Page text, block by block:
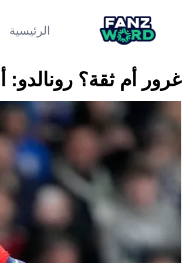
الرئيسية
غرور أم ثقة؟ رونالدو: